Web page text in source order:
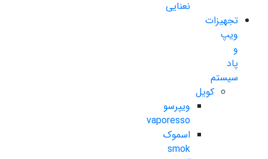
نعنایی
تجهیزات
ویپ
و
پاد
سیستم
کویل
ویپرسو
vaporesso
اسموک
smok